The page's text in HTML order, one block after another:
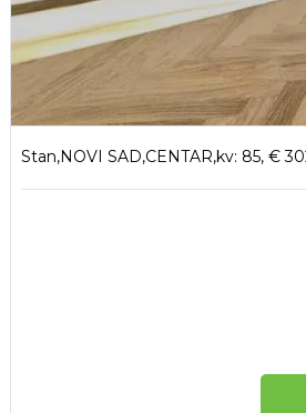
Stan,NOVI SAD,CENTAR,kv: 85, €